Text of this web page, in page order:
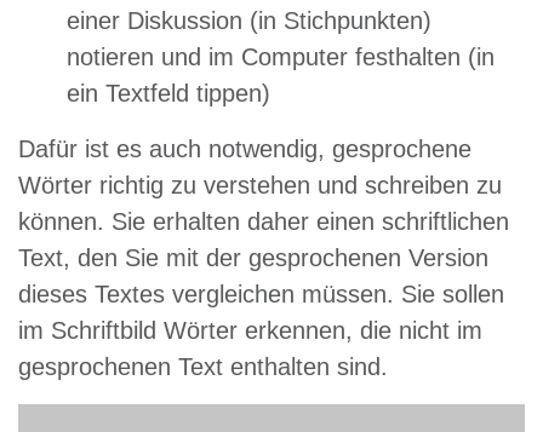
einer Diskussion (in Stichpunkten)
notieren und im Computer festhalten (in
ein Textfeld tippen)
Dafür ist es auch notwendig, gesprochene
Wörter richtig zu verstehen und schreiben zu
können. Sie erhalten daher einen schriftlichen
Text, den Sie mit der gesprochenen Version
dieses Textes vergleichen müssen. Sie sollen
im Schriftbild Wörter erkennen, die nicht im
gesprochenen Text enthalten sind.